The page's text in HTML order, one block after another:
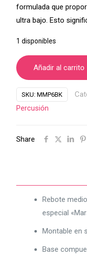
formulada que
ultra bajo. Esto
1 disponibles
Añadir al carrito
SKU: MMP6BK
Percusión
Share
Rebote
especial
Montable en
Base